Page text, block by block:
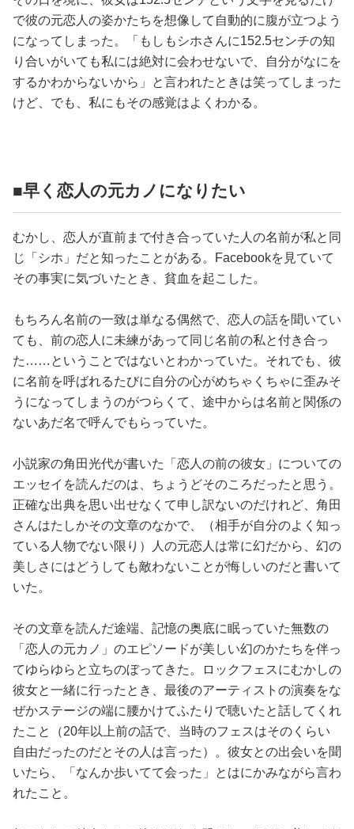
で彼の元恋人の姿かたちを想像して自動的に腹が立つよう
になってしまった。「もしもシホさんに152.5センチの知
り合いがいても私には絶対に会わせないで、自分がなにを
するかわからないから」と言われたときは笑ってしまった
けど、でも、私にもその感覚はよくわかる。
■早く恋人の元カノになりたい
むかし、恋人が直前まで付き合っていた人の名前が私と同
じ「シホ」だと知ったことがある。Facebookを見ていて
その事実に気づいたとき、貧血を起こした。
もちろん名前の一致は単なる偶然で、恋人の話を聞いてい
ても、前の恋人に未練があって同じ名前の私と付き合っ
た……ということではないとわかっていた。それでも、彼
に名前を呼ばれるたびに自分の心がめちゃくちゃに歪みそ
うになってしまうのがつらくて、途中からは名前と関係の
ないあだ名で呼んでもらっていた。
小説家の角田光代が書いた「恋人の前の彼女」についての
エッセイを読んだのは、ちょうどそのころだったと思う。
正確な出典を思い出せなくて申し訳ないのだけれど、角田
さんはたしかその文章のなかで、（相手が自分のよく知っ
ている人物でない限り）人の元恋人は常に幻だから、幻の
美しさにはどうしても敵わないことが悔しいのだと書いて
いた。
その文章を読んだ途端、記憶の奥底に眠っていた無数の
「恋人の元カノ」のエピソードが美しい幻のかたちを伴っ
てゆらゆらと立ちのぼってきた。ロックフェスにむかしの
彼女と一緒に行ったとき、最後のアーティストの演奏をな
ぜかステージの端に腰かけてふたりで聴いたと話してくれ
たこと（20年以上前の話で、当時のフェスはそのくらい
自由だったのだとその人は言った）。彼女との出会いを聞
いたら、「なんか歩いてて会った」とはにかみながら言わ
れたこと。